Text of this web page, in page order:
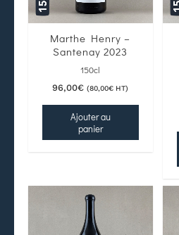
Marthe Henry –
Santenay 2023
150cl
96,00€ (80,00€ HT)
Ajouter au
panier